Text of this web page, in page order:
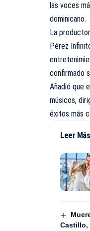
las voces
dominicano.
La
Pérez
confirmado
Añadió que
músicos,
éxitos más
Leer Más
Castillo,